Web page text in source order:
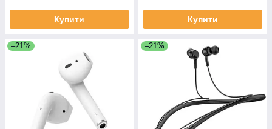
Купити Купити
–21% –21%